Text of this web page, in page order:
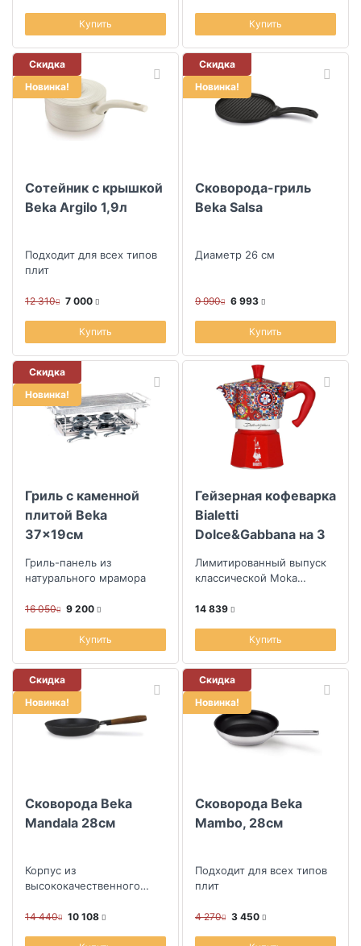
Купить Купить
Скидка
Новинка!
Сотейник с крышкой
Beka Argilo 1,9л
Подходит для всех типов
плит
12 310 7 000
Купить
Скидка
Новинка!
Сковорода-гриль
Beka Salsa
Диаметр 26 см
9 990 6 993
Купить
Скидка
Новинка!
Гриль с каменной
плитой Beka
37x19см
Гриль-панель из
натурального мрамора
16 050 9 200
Купить
Гейзерная кофеварка
Bialetti
Dolce&Gabbana на 3
Лимитированный выпуск
классической Moka
14 839
Купить
Скидка
Новинка!
Сковорода Beka
Mandala 28см
Корпус из
высококачественного
14 440 10 108
Скидка
Новинка!
Сковорода Beka
Mambo, 28см
Подходит для всех типов
плит
4 270 3 450